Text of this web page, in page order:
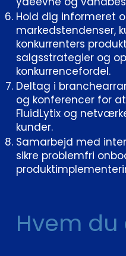
Hold dig informeret
markedstendenser,
konkurrenters
salgsstrategier og
konkurrencefordel.
Deltag i
og konferencer for
FluidLytix og
kunder.
Samarbejd med
sikre problemfri
Hvem du